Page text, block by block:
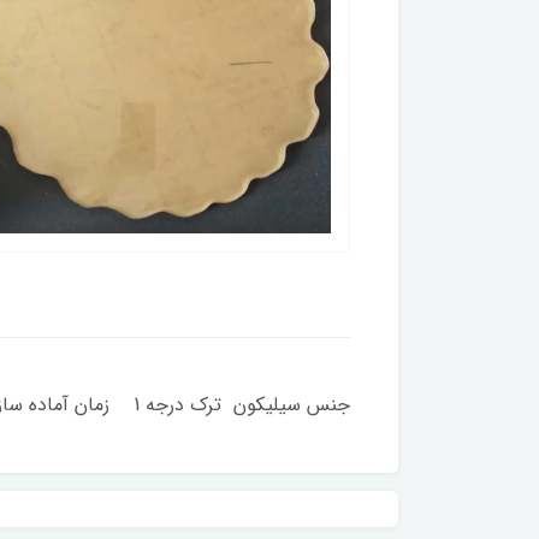
جنس سیلیکون ترک درجه 1 زمان آماده سازی 2 روز کاری